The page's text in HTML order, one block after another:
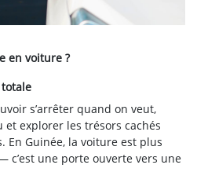
en voiture ?
s’arrêter quand on veut,
explorer les trésors cachés
En Guinée, la voiture est plus
c’est une porte ouverte vers une